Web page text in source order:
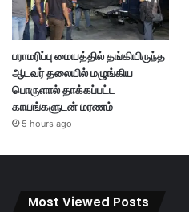
பராமரிப்பு மையத்தில் தங்கியிருந்த
ஆடவர் தலையில் மழுங்கிய
பொருளால் தாக்கப்பட்ட
காயங்களுடன் மரணம்
5 hours ago
Most Viewed Posts